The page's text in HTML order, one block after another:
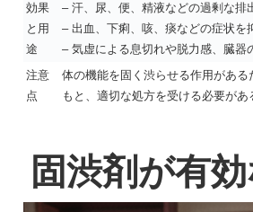
効果
と用
途
– 汗、尿、便、精液などの過剰な排
– 出血、下痢、咳、痰などの症状を
– 気虚による息切れや脱力感、臓器
注意
点
体の機能を固く渋らせる作用があ
もと、適切な処方を受ける必要があ
固渋剤が有